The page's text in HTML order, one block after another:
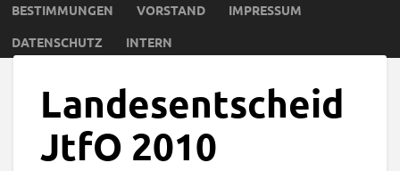
BESTIMMUNGEN
VORSTAND
IMPRESSUM
DATENSCHUTZ
INTERN
Landesentscheid
JtfO 2010